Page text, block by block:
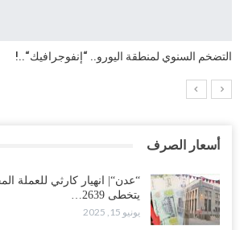
التضخم السنوي لمنطقة اليورو.. “إنفوجرافيك“..!
أسعار الصرف
“عدن“| انهيار كارثي للعملة
يتخطى 2639…
يونيو 15, 2025